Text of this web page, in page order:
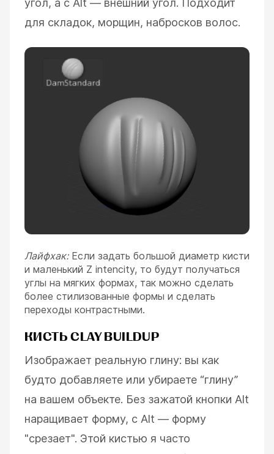
для складок, морщин, набросков волос.
Лайфхак:Если задать большой диаметр кисти
и маленький Z intencity, то будут получаться
углы на мягких формах, так можно сделать
более стилизованные формы и сделать
переходы контрастными.
КИСТЬ CLAY BUILDUP
Изображает реальную глину: вы как
будто добавляете или убираете “глину”
на вашем объекте. Без зажатой кнопки Alt
наращивает форму, с Alt — форму
"срезает". Этой кистью я часто